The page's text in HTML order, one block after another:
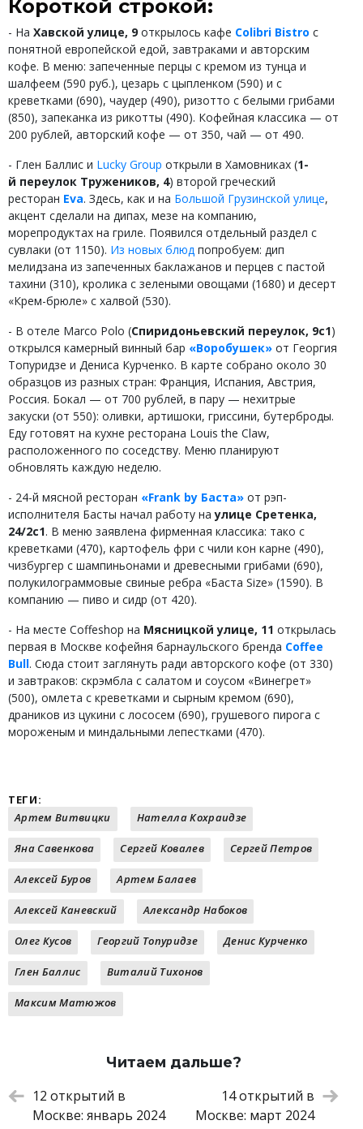
Короткой строкой:
- На Хавской улице, 9 открылось кафе Colibri Bistro с
понятной европейской едой, завтраками и авторским
кофе. В меню: запеченные перцы с кремом из тунца и
шалфеем (590 руб.), цезарь с цыпленком (590) и с
креветками (690), чаудер (490), ризотто с белыми грибами
(850), запеканка из рикотты (490). Кофейная классика — от
200 рублей, авторский кофе — от 350, чай — от 490.
- Глен Баллис и Lucky Group открыли в Хамовниках (1-
й переулок Тружеников, 4) второй греческий
ресторан Eva. Здесь, как и на Большой Грузинской улице,
акцент сделали на дипах, мезе на компанию,
морепродуктах на гриле. Появился отдельный раздел с
сувлаки (от 1150). Из новых блюд попробуем: дип
мелидзана из запеченных баклажанов и перцев с пастой
тахини (310), кролика с зелеными овощами (1680) и десерт
«Крем-брюле» с халвой (530).
- В отеле Marco Polo (Спиридоньевский переулок, 9с1)
открылся камерный винный бар «Воробушек» от Георгия
Топуридзе и Дениса Курченко. В карте собрано около 30
образцов из разных стран: Франция, Испания, Австрия,
Россия. Бокал — от 700 рублей, в пару — нехитрые
закуски (от 550): оливки, артишоки, гриссини, бутерброды.
Еду готовят на кухне ресторана Louis the Claw,
расположенного по соседству. Меню планируют
обновлять каждую неделю.
- 24-й мясной ресторан «Frank by Баста» от рэп-
исполнителя Басты начал работу наулице Сретенка,
24/2с1. В меню заявлена фирменная классика: тако с
креветками (470), картофель фри с чили кон карне (490),
чизбургер с шампиньонами и древесными грибами (690),
полукилограммовые свиные ребра «Баста Size» (1590). В
компанию — пиво и сидр (от 420).
- На месте Coffeshop на Мясницкой улице, 11 открылась
первая в Москве кофейня барнаульского бренда Coffee
Bull. Сюда стоит заглянуть ради авторского кофе (от 330)
и завтраков: скрэмбла с салатом и соусом «Винегрет»
(500), омлета с креветками и сырным кремом (690),
драников из цукини с лососем (690), грушевого пирога с
мороженым и миндальными лепестками (470).
ТЕГИ:
Артем Витвицки
Нателла Кохраидзе
Яна Савенкова Сергей Ковалев Сергей Петров
Алексей Буров Артем Балаев
Алексей Каневский Александр Набоков
Олег Кусов Георгий Топуридзе Денис Курченко
Глен Баллис Виталий Тихонов
Максим Матюжов
Читаем дальше?
12 открытий в
Москве: январь 2024
14 открытий в
Москве: март 2024